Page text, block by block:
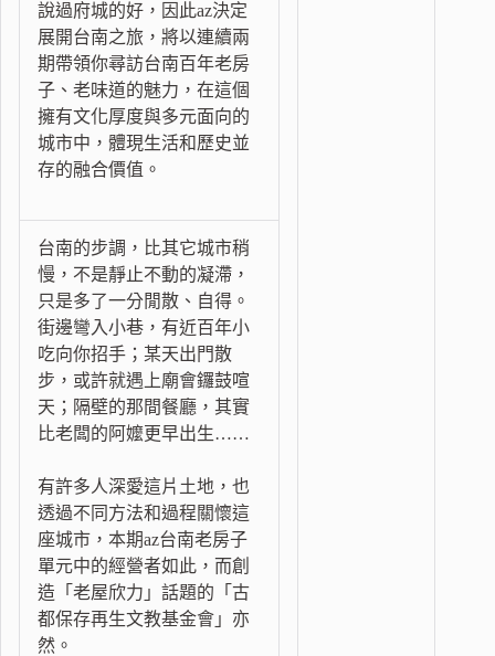
說過府城的好，因此az決定
展開台南之旅，將以連續兩
期帶領你尋訪台南百年老房
子、老味道的魅力，在這個
擁有文化厚度與多元面向的
城市中，體現生活和歷史並
存的融合價值。
台南的步調，比其它城市稍
慢，不是靜止不動的凝滯，
只是多了一分閒散、自得。
街邊彎入小巷，有近百年小
吃向你招手；某天出門散
步，或許就遇上廟會鑼鼓喧
天；隔壁的那間餐廳，其實
比老闆的阿嬤更早出生……
有許多人深愛這片土地，也
透過不同方法和過程關懷這
座城市，本期az台南老房子
單元中的經營者如此，而創
造「老屋欣力」話題的「古
都保存再生文教基金會」亦
然。